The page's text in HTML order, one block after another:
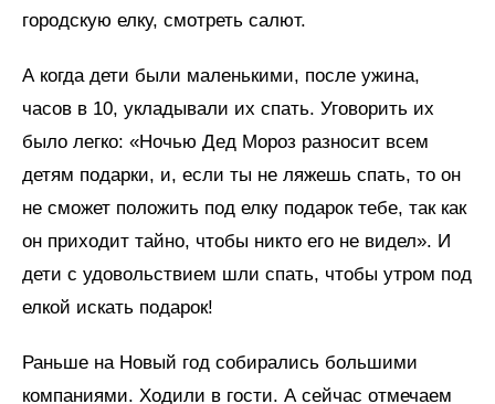
городскую елку, смотреть салют.
А когда дети были маленькими, после ужина,
часов в 10, укладывали их спать. Уговорить их
было легко: «Ночью Дед Мороз разносит всем
детям подарки, и, если ты не ляжешь спать, то он
не сможет положить под елку подарок тебе, так как
он приходит тайно, чтобы никто его не видел». И
дети с удовольствием шли спать, чтобы утром под
елкой искать подарок!
Раньше на Новый год собирались большими
компаниями. Ходили в гости. А сейчас отмечаем